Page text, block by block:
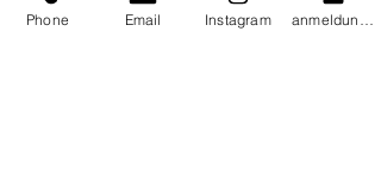
Phone Email Instagram